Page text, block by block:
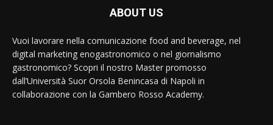
ABOUT US
Vuoi lavorare nella comunicazione food and beverage, nel
digital marketing enogastronomico o nel giornalismo
gastronomico? Scopri il nostro Master promosso
dall’Università Suor Orsola Benincasa di Napoli in
collaborazione con la Gambero Rosso Academy.